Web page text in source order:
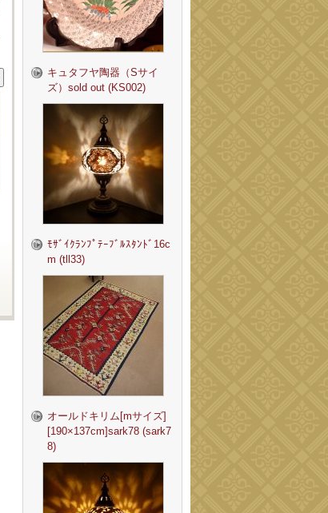
キュタフヤ陶器（Sサイ
ズ）sold out (KS002)
ﾓｻﾞｲｸﾗﾝﾌﾟﾃｰﾌﾞﾙｽﾀﾝﾄﾞ16c
m (tll33)
オールドキリム[mサイズ]
[190×137cm]sark78 (sark7
8)